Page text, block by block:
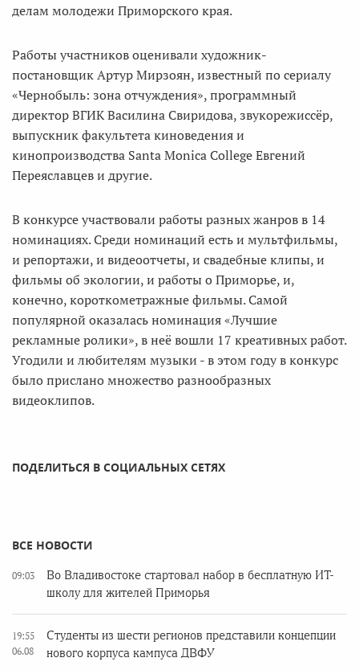
делам молодежи Приморского края.
Работы участников оценивали художник-
постановщик Артур Мирзоян, известный по сериалу
«Чернобыль: зона отчуждения», программный
директор ВГИК Василина Свиридова, звукорежиссёр,
выпускник факультета киноведения и
кинопроизводства Santa Monica College Евгений
Переяславцев и другие.
В конкурсе участвовали работы разных жанров в 14
номинациях. Среди номинаций есть и мультфильмы,
и репортажи, и видеоотчеты, и свадебные клипы, и
фильмы об экологии, и работы о Приморье, и,
конечно, короткометражные фильмы. Самой
популярной оказалась номинация «Лучшие
рекламные ролики», в неё вошли 17 креативных работ.
Угодили и любителям музыки - в этом году в конкурс
было прислано множество разнообразных
видеоклипов.
ПОДЕЛИТЬСЯ В СОЦИАЛЬНЫХ СЕТЯХ
ВСЕ НОВОСТИ
09:03
Во Владивостоке стартовал набор в бесплатную ИТ-
школу для жителей Приморья
19:55
06.08
Студенты из шести регионов представили концепции
нового корпуса кампуса ДВФУ